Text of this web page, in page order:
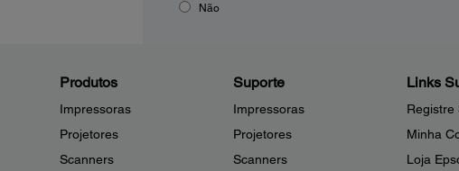
Não
Produtos
Impressoras
Projetores
Scanners
Suporte
Impressoras
Projetores
Scanners
Links
Registre
Minha
Loja